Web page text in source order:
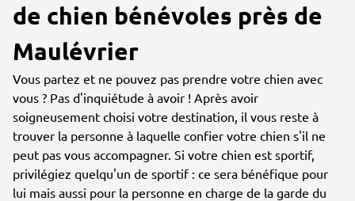
de chien bénévoles près de
Maulévrier
Vous partez et ne pouvez pas prendre votre chien avec
vous ? Pas d'inquiétude à avoir ! Après avoir
soigneusement choisi votre destination, il vous reste à
trouver la personne à laquelle confier votre chien s'il ne
peut pas vous accompagner. Si votre chien est sportif,
privilégiez quelqu'un de sportif : ce sera bénéfique pour
lui mais aussi pour la personne en charge de la garde du